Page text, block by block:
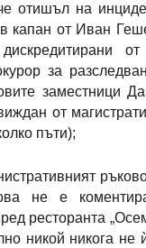
отишъл на
капан от Иван
за
заместници
от
пъти);
не е
ресторанта
никой никога не